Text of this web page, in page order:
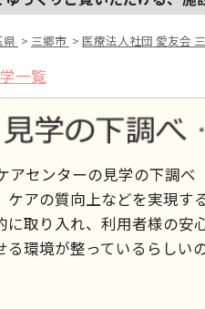
県 > 三郷市 > 医療法人社団 愛友会
一覧
ケアの質向上などを実現す
に取り入れ、利用者様の安
る環境が整っているらしい